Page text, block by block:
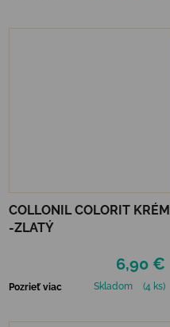
COLLONIL COLORIT KRÉM
-ZLATÝ
6,90 €
Pozrieť viac Skladom (4 ks)